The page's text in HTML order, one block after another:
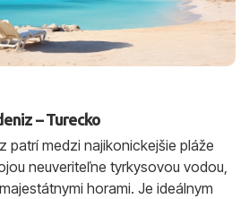
– Turecko
patrí medzi najikonickejšie pláže
neuveriteľne tyrkysovou vodou,
horami. Je ideálnym